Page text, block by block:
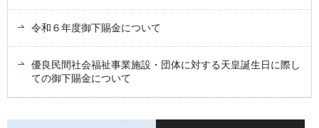
令和６年度御下賜金について
優良民間社会福祉事業施設・団体に対する天皇誕生日に際し
ての御下賜金について